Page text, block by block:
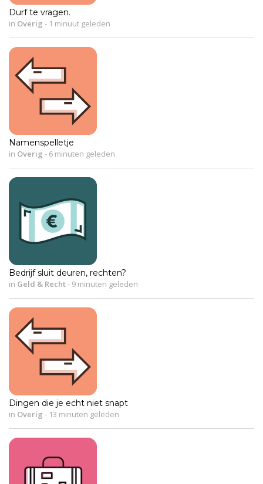
Durf te vragen.
in Overig - 1 minuut geleden
Namenspelletje
in Overig - 6 minuten geleden
Bedrijf sluit deuren, rechten?
in Geld & Recht- 9 minuten geleden
Dingen die je echt niet snapt
in Overig - 13 minuten geleden